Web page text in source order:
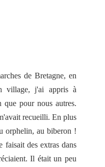
de Bretagne, en
village, j'ai appris à
pour nous autres.
recueilli. En plus
orphelin, au biberon !
faisait des extras dans
Il était un peu